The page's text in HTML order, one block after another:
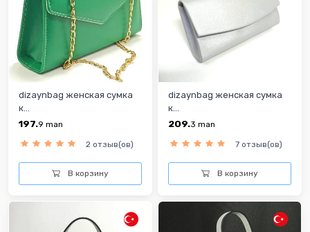
dizaynbag женская сумка
к...
197.9 man
2 отзыв(ов)
В корзину
dizaynbag женская сумка
к...
209.3 man
7 отзыв(ов)
В корзину